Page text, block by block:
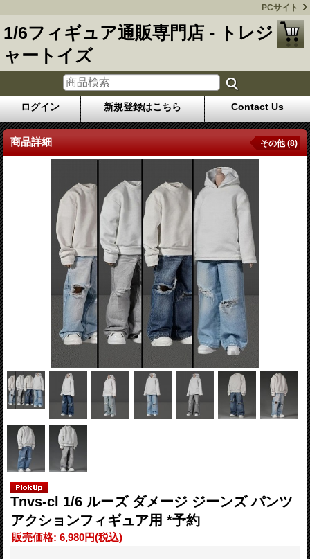
PCサイト
1/6フィギュア通販専門店 - トレジ
ャートイズ
ログイン 新規登録はこちら Contact Us
商品詳細 その他 (8)
Tnvs-cl 1/6 ルーズ ダメージ ジーンズ パンツ
アクションフィギュア用 *予約
販売価格: 6,980円(税込)